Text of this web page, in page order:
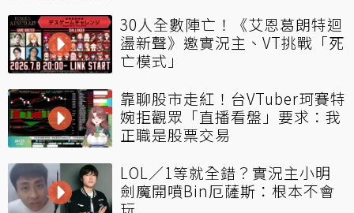
30人全數陣亡！《艾恩葛朗特迴
盪新聲》邀實況主、VT挑戰「死
亡模式」
靠聊股市走紅！台VTuber珂賽特
婉拒觀眾「直播看盤」要求：我
正職是股票交易
LOL／1等就全錯？實況主小明
劍魔開噴Bin厄薩斯：根本不會
玩